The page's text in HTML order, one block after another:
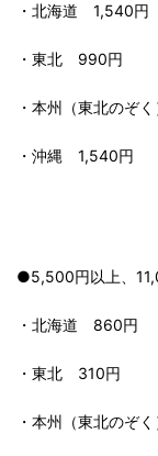
・北海道 1,540円
・東北 990円
・本州（東北のぞ
・沖縄 1,540円
●5,500円以上、
・北海道 860円
・東北 310円
・本州（東北のぞ